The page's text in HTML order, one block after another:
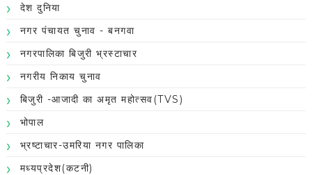
देश दुनिया
नगर पंचायत चुनाव - बनगवा
नगरपालिका बिजुरी भ्रस्टाचार
नगरीय निकाय चुनाव
बिजुरी -आजादी का अमृत महोत्सव(TVS)
भोपाल
भ्रष्टाचार-उमरिया नगर पालिका
मध्यप्रदेश(कटनी)